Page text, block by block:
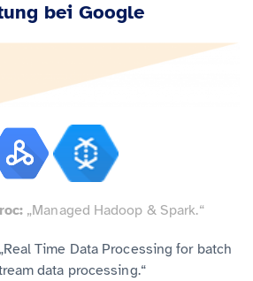
bei Google
„Managed Hadoop & Spark.“
„Real Time Data Processing for batch
data processing.“